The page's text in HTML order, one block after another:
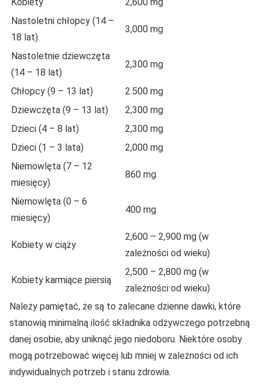
Nastoletni chłopcy (14 –
18 lat)
3,000 mg
Nastoletnie dziewczęta
(14 – 18 lat)
2,300 mg
Chłopcy (9 – 13 lat)
2.500 mg
Dziewczęta (9 – 13 lat)
2,300 mg
Dzieci (4 – 8 lat)
2,300 mg
Dzieci (1 – 3 lata)
2,000 mg
Niemowlęta (7 – 12
miesięcy)
860 mg
Niemowlęta (0 – 6
miesięcy)
400 mg
Kobiety w ciąży
2,600 – 2,900 mg (w
zależności od wieku)
Kobiety karmiące piersią
2,500 – 2,800 mg (w
zależności od wieku)
Należy pamiętać, że są to zalecane dzienne dawki, które
stanowią minimalną ilość składnika odżywczego potrzebną
danej osobie, aby uniknąć jego niedoboru. Niektóre osoby
mogą potrzebować więcej lub mniej w zależności od ich
indywidualnych potrzeb i stanu zdrowia.